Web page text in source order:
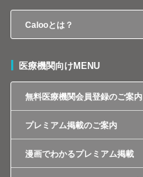
Calooとは？
医療機関向けMENU
無料医療機関会員登録のご案内
プレミアム掲載のご案内
漫画でわかるプレミアム掲載